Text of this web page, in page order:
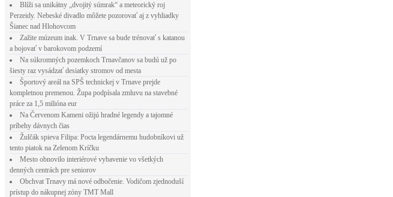
Blíži sa unikátny „dvojitý súmrak“ a meteorický roj
Perzeidy. Nebeské divadlo môžete pozorovať aj z vyhliadky
Šianec nad Hlohovcom
Zažite múzeum inak. V Trnave sa bude trénovať s katanou
a bojovať v barokovom podzemí
Na súkromných pozemkoch Trnavčanov sa budú už po
šiesty raz vysádzať desiatky stromov od mesta
Športový areál na SPŠ technickej v Trnave prejde
kompletnou premenou. Župa podpísala zmluvu na stavebné
práce za 1,5 milióna eur
Na Červenom Kameni ožijú hradné legendy a tajomné
príbehy dávnych čias
Žulčák spieva Filipa: Pocta legendárnemu hudobníkovi už
tento piatok na Zelenom Kríčku
Mesto obnovilo interiérové vybavenie vo všetkých
denných centrách pre seniorov
Obchvat Trnavy má nové odbočenie. Vodičom zjednoduší
prístup do nákupnej zóny TMT Mall